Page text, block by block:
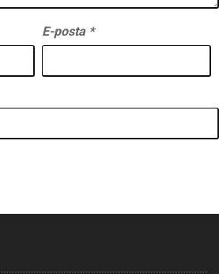
E-posta *